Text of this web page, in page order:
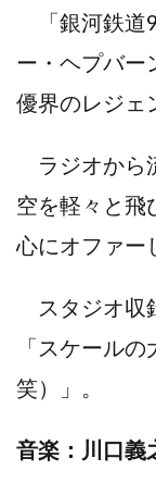
「銀河鉄道
ー・ヘプバー
優界のレジェ
ラジオから
空を軽々と飛
心にオファー
スタジオ収
「スケール
笑）」。
音楽：川口義